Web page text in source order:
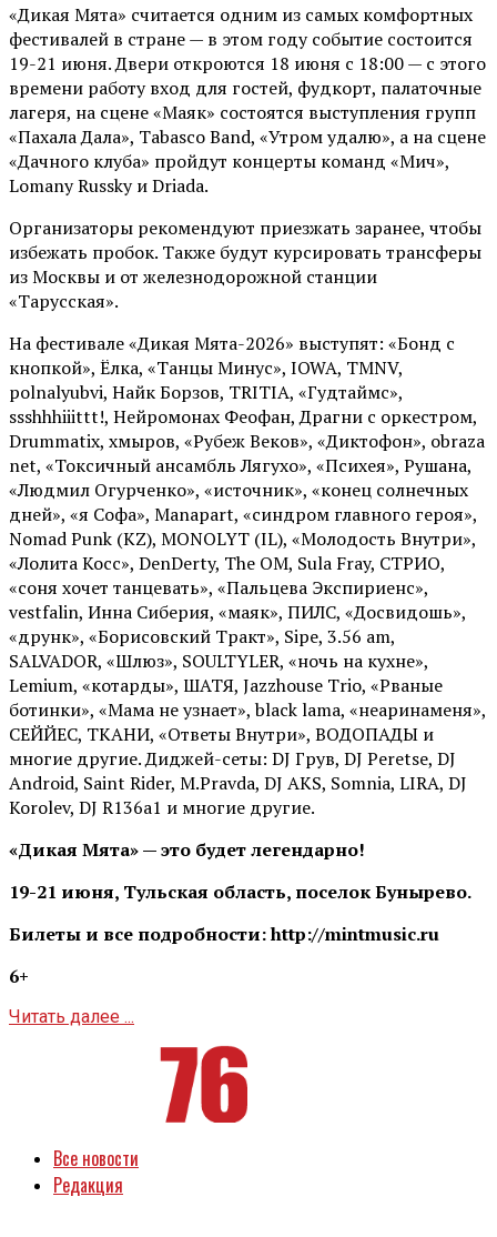
«Дикая Мята» считается одним из самых комфортных
фестивалей в стране — в этом году событие состоится
19-21 июня. Двери откроются 18 июня с 18:00 — с этого
времени работу вход для гостей, фудкорт, палаточные
лагеря, на сцене «Маяк» состоятся выступления групп
«Пахала Дала», Tabasco Band, «Утром удалю», а на сцене
«Дачного клуба» пройдут концерты команд «Мич»,
Lomany Russky и Driada.
Организаторы рекомендуют приезжать заранее, чтобы
избежать пробок. Также будут курсировать трансферы
из Москвы и от железнодорожной станции
«Тарусская».
На фестивале «Дикая Мята-2026» выступят: «Бонд с
кнопкой», Ёлка, «Танцы Минус», IOWA, TMNV,
polnalyubvi, Найк Борзов, TRITIA, «Гудтаймс»,
ssshhhiiittt!, Нейромонах Феофан, Драгни с оркестром,
Drummatix, хмыров, «Рубеж Веков», «Диктофон», obraza
net, «Токсичный ансамбль Лягухо», «Психея», Рушана,
«Людмил Огурченко», «источник», «конец солнечных
дней», «я Софа», Manapart, «синдром главного героя»,
Nomad Punk (KZ), MONOLYT (IL), «Молодость Внутри»,
«Лолита Косс», DenDerty, The OM, Sula Fray, СТРИО,
«соня хочет танцевать», «Пальцева Экспириенс»,
vestfalin, Инна Сиберия, «маяк», ПИЛС, «Досвидошь»,
«друнк», «Борисовский Тракт», Sipe, 3.56 am,
SALVADOR, «Шлюз», SOULTYLER, «ночь на кухне»,
Lemium, «котарды», ШАТЯ, Jazzhouse Trio, «Рваные
ботинки», «Мама не узнает», black lama, «неаринаменя»,
СЕЙЙЕС, ТКАНИ, «Ответы Внутри», ВОДОПАДЫ и
многие другие. Диджей-сеты: DJ Грув, DJ Peretse, DJ
Android, Saint Rider, М.Pravda, DJ AKS, Somnia, LIRA, DJ
Korolev, DJ R136a1 и многие другие.
«Дикая Мята» — это будет легендарно!
19-21 июня, Тульская область, поселок Бунырево.
Билеты и все подробности: http://mintmusic.ru
6+
Читать далее ...
Все новости
Редакция